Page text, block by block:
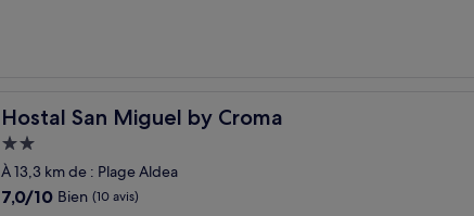
Hostal San Miguel by Croma
Hostal San Miguel by Croma
Hébergement
2.0 étoiles
À 13,3 km de : Plage Aldea
7.0
7,0/10 Bien (10 avis)